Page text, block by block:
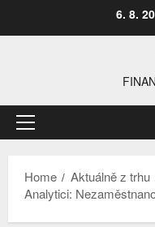
content
6. 8.
Primary
Home
Aktuálně z trhu
Analytici: